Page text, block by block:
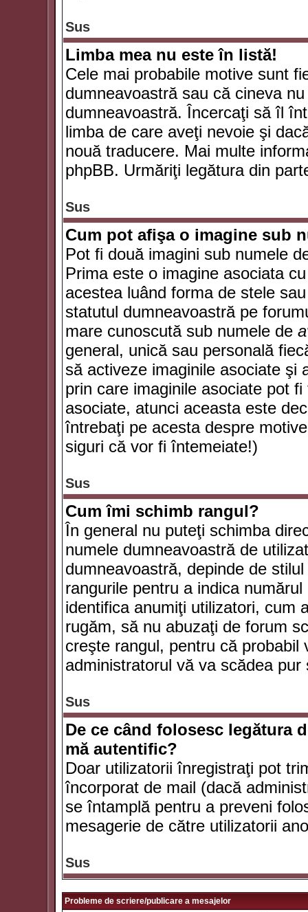
Sus
Limba mea nu este în listă!
Cele mai probabile motive sunt
dumneavoastră sau că cineva
dumneavoastră. Încercaţi să îl
limba de care aveţi nevoie şi
nouă traducere. Mai multe
phpBB. Urmăriţi legătura din
Sus
Cum pot afişa o imagine sub
Pot fi două imagini sub numele
Prima este o imagine asociata
acestea luând forma de stele
statutul dumneavoastră pe
mare cunoscută sub numele de
general, unică sau personală
să activeze imaginile asociate şi
prin care imaginile asociate pot
asociate, atunci aceasta este
întrebaţi pe acesta despre
siguri că vor fi întemeiate!)
Sus
Cum îmi schimb rangul?
În general nu puteţi schimba
numele dumneavoastră de
dumneavoastră, depinde de
rangurile pentru a indica
identifica anumiţi utilizatori, cum
rugăm, să nu abuzaţi de forum
creşte rangul, pentru că
administratorul vă va scădea
Sus
De ce când folosesc legătura
mă autentific?
Doar utilizatorii înregistraţi pot
încorporat de mail (dacă
se întamplă pentru a preveni
mesagerie de către utilizatorii
Sus
Probleme de scriere/publicare a mesajelor